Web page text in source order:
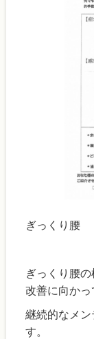
ぎっくり腰
ぎっくり腰
改善に向かっ
継続的なメン
す。